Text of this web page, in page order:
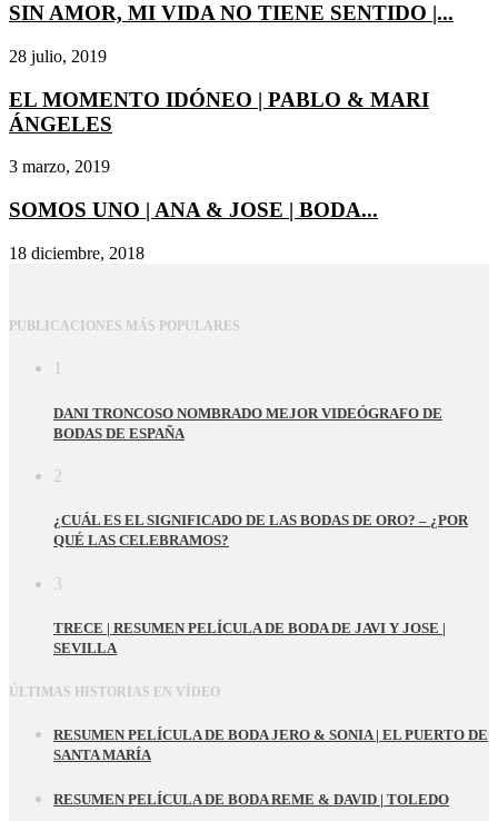
SIN AMOR, MI VIDA NO TIENE SENTIDO |...
28 julio, 2019
EL MOMENTO IDÓNEO | PABLO & MARI
ÁNGELES
3 marzo, 2019
SOMOS UNO | ANA & JOSE | BODA...
18 diciembre, 2018
PUBLICACIONES MÁS POPULARES
1
DANI TRONCOSO NOMBRADO MEJOR VIDEÓGRAFO DE
BODAS DE ESPAÑA
2
¿CUÁL ES EL SIGNIFICADO DE LAS BODAS DE ORO? – ¿POR
QUÉ LAS CELEBRAMOS?
3
TRECE | RESUMEN PELÍCULA DE BODA DE JAVI Y JOSE |
SEVILLA
ÚLTIMAS HISTORIAS EN VÍDEO
RESUMEN PELÍCULA DE BODA JERO & SONIA | EL PUERTO DE
SANTA MARÍA
RESUMEN PELÍCULA DE BODA REME & DAVID | TOLEDO